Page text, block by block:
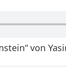
von